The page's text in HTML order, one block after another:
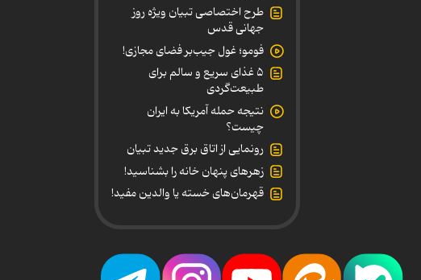
طرح اختصاصی تبیان ویژه روز
جهانی قدس
فومو؛ غول جیب‌بر فضای مجازی!
۵ غذای سریع و سالم برای
طبیعت‌گردی
نتیجه حمله آمریکا به ایران
چیست؟
رونمایی از اتاق برق جدید تبیان
زهرهای پنهان خانه را بشناسید!
قهرمان‌های خسته یا والدین مفید!